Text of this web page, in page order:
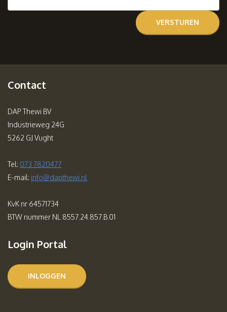
Contact
DAP Thewi BV
Industrieweg 24G
5262 GJ Vught
Tel: 073 7820477
E-mail: info@dapthewi.nl
KvK nr 64571734
BTW nummer NL 8557.24.857.B.01
Login Portal
INLOGGEN